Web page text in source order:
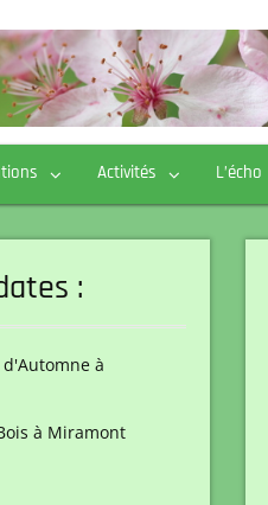
Activités L’écho
:
d'Automne à
à Miramont